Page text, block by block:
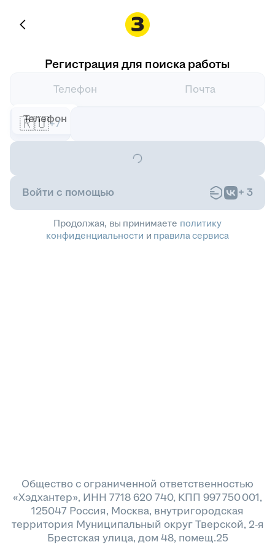
Регистрация для поиска работы
Телефон
Телефон
Почта
🇷🇺+7
Войти с помощью + 3
Продолжая, вы принимаете политику
конфиденциальности и правила сервиса
Общество с ограниченной ответственностью
«Хэдхантер», ИНН 7718 620 740, КПП 997 750 001,
125047 Россия, Москва, внутригородская
территория Муниципальный округ Тверской, 2-я
Брестская улица, дом 48, помещ.25